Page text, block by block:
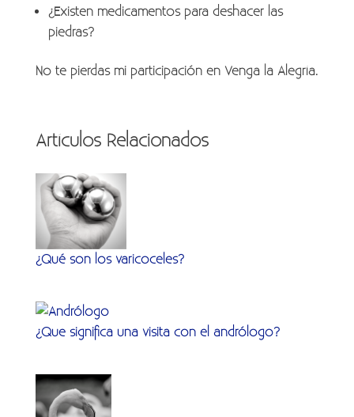
¿Existen medicamentos para deshacer las
piedras?
No te pierdas mi participación en Venga la Alegría.
Artículos Relacionados
¿Qué son los varicoceles?
¿Que significa una visita con el andrólogo?